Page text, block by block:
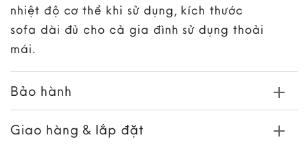
nhiệt độ cơ thể khi sử dụng, kích thước
sofa dài đủ cho cả gia đình sử dụng thoải
mái.
Bảo hành
Giao hàng & lắp đặt